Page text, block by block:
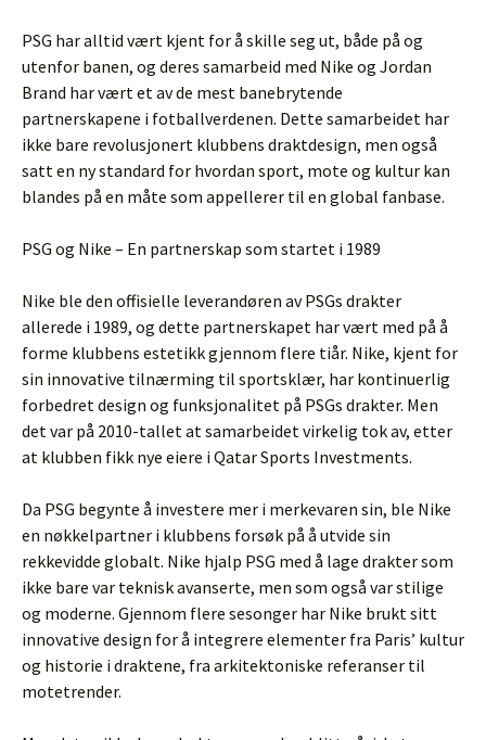
PSG har alltid vært kjent for å skille seg ut, både på og
utenfor banen, og deres samarbeid med Nike og Jordan
Brand har vært et av de mest banebrytende
partnerskapene i fotballverdenen. Dette samarbeidet har
ikke bare revolusjonert klubbens draktdesign, men også
satt en ny standard for hvordan sport, mote og kultur kan
blandes på en måte som appellerer til en global fanbase.
PSG og Nike – En partnerskap som startet i 1989
Nike ble den offisielle leverandøren av PSGs drakter
allerede i 1989, og dette partnerskapet har vært med på å
forme klubbens estetikk gjennom flere tiår. Nike, kjent for
sin innovative tilnærming til sportsklær, har kontinuerlig
forbedret design og funksjonalitet på PSGs drakter. Men
det var på 2010-tallet at samarbeidet virkelig tok av, etter
at klubben fikk nye eiere i Qatar Sports Investments.
Da PSG begynte å investere mer i merkevaren sin, ble Nike
en nøkkelpartner i klubbens forsøk på å utvide sin
rekkevidde globalt. Nike hjalp PSG med å lage drakter som
ikke bare var teknisk avanserte, men som også var stilige
og moderne. Gjennom flere sesonger har Nike brukt sitt
innovative design for å integrere elementer fra Paris’ kultur
og historie i draktene, fra arkitektoniske referanser til
motetrender.